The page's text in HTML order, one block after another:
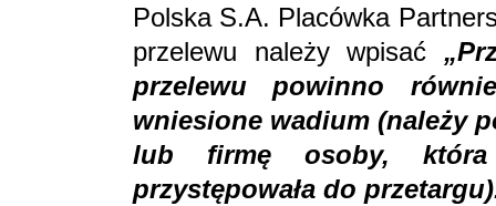
Polska S.A. Placówka
przelewu należy wpisać
przelewu powinno
wniesione wadium (należy
lub firmę osoby,
przystępowała do